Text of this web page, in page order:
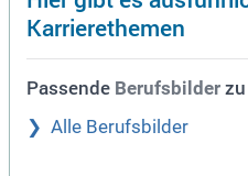
Karrierethemen
Passende Berufsbilder
Alle Berufsbilder